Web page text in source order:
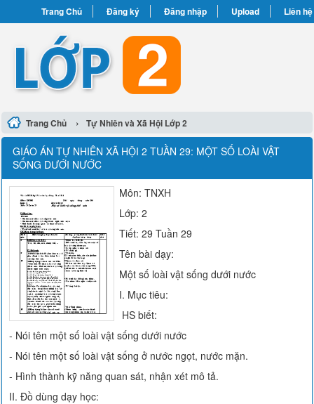
Trang Chủ Đăng ký Đăng nhập Upload Liên hệ
Trang Chủ › Tự Nhiên và Xã Hội Lớp 2
GIÁO ÁN TỰ NHIÊN XÃ HỘI 2 TUẦN 29: MỘT SỐ LOÀI VẬT
SỐNG DƯỚI NƯỚC
Môn: TNXH
Lớp: 2
Tiết: 29 Tuần 29
Tên bài dạy:
Một số loài vật sống dưới nước
I. Mục tiêu:
HS biết:
- Nói tên một số loài vật sống dưới nước
- Nói tên một số loài vật sống ở nước ngọt, nước mặn.
- Hình thành kỹ năng quan sát, nhận xét mô tả.
II. Đồ dùng dạy học: